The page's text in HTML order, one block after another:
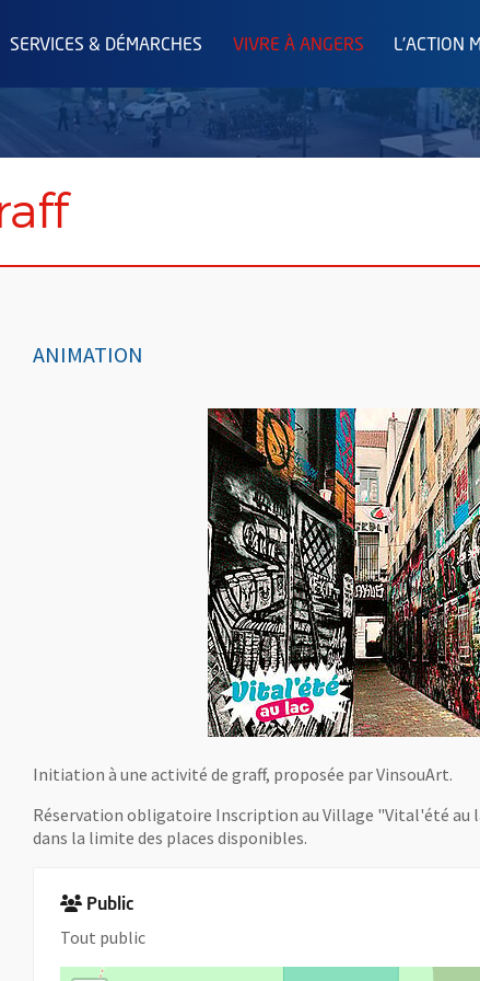
SERVICES & DÉMARCHES VIVRE À ANGERS L'ACTION
ANIMATION
Initiation à une activité de graff, proposée par VinsouArt.
Réservation obligatoire Inscription au Village "Vital'été au
dans la limite des places disponibles.
Public
Tout public